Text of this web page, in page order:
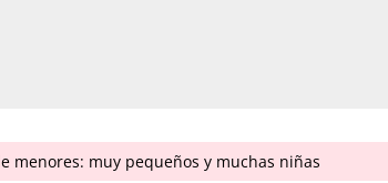
menores: muy pequeños y muchas niñas